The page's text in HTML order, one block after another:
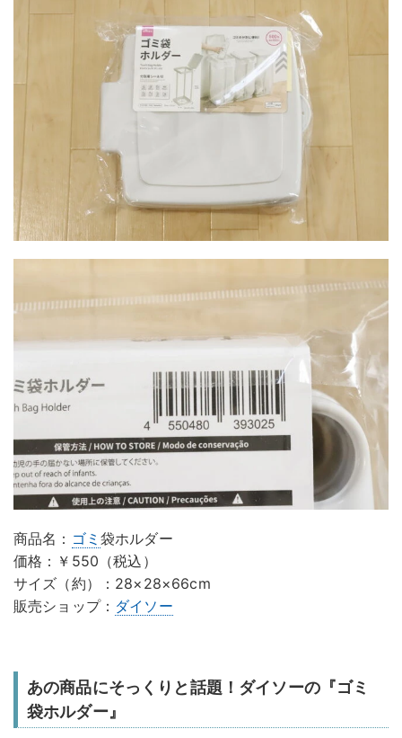
商品名： ゴミ 袋ホルダー
価格：￥550（税込）
サイズ（約）：28×28×66cm
販売ショップ： ダイソー
あの商品にそっくりと話題！ダイソーの『ゴミ
袋ホルダー』